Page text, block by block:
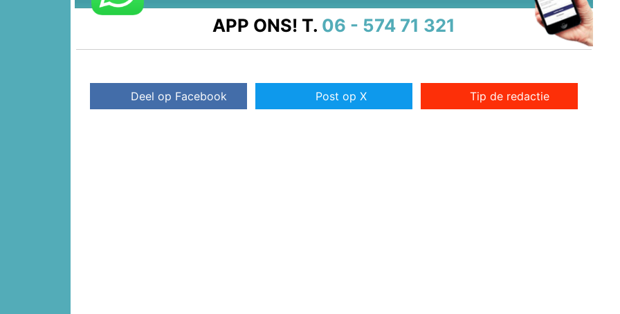
APP ONS! T. 06 - 574 71 321
Deel op Facebook Post op X Tip de redactie